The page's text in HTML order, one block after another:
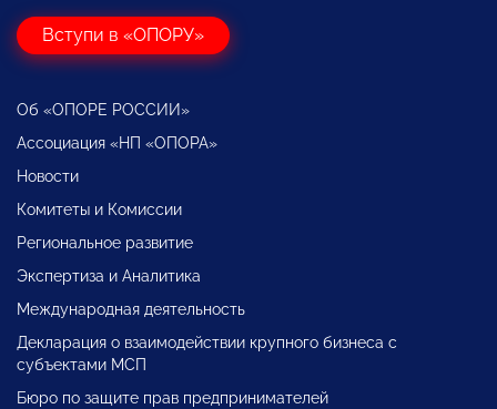
Вступи в «ОПОРУ»
Об «ОПОРЕ РОССИИ»
Ассоциация «НП «ОПОРА»
Новости
Комитеты и Комиссии
Региональное развитие
Экспертиза и Аналитика
Международная деятельность
Декларация о взаимодействии крупного бизнеса с
субъектами МСП
Бюро по защите прав предпринимателей